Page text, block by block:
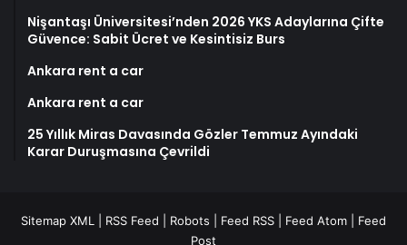
Nişantaşı Üniversitesi’nden 2026 YKS Adaylarına Çifte
Güvence: Sabit Ücret ve Kesintisiz Burs
Ankara rent a car
Ankara rent a car
25 Yıllık Miras Davasında Gözler Temmuz Ayındaki
Karar Duruşmasına Çevrildi
Sitemap XML RSS Feed Robots Feed RSS Feed Atom
Feed
Post